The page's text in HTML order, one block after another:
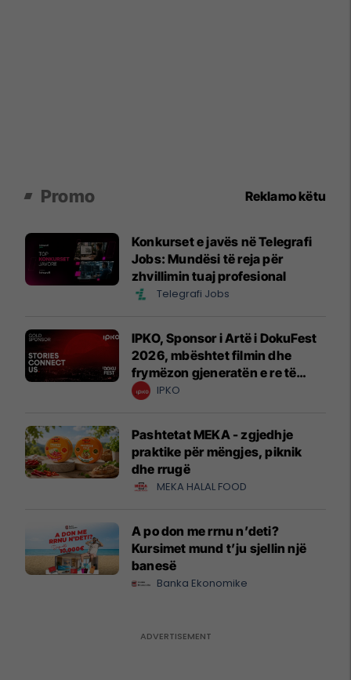
Promo Reklamo këtu
Konkurset e javës në Telegrafi
Jobs: Mundësi të reja për
zhvillimin tuaj profesional
Telegrafi Jobs
IPKO, Sponsor i Artë i DokuFest
2026, mbështet filmin dhe
frymëzon gjeneratën e re të
krijuesve
IPKO
Pashtetat MEKA - zgjedhje
praktike për mëngjes, piknik
dhe rrugë
MEKA HALAL FOOD
A po don me rrnu n’deti?
Kursimet mund t’ju sjellin një
banesë
Banka Ekonomike